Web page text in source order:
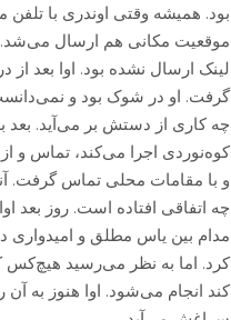
بود. همیشه وقتی اوندری با تلفن
موقعیت مکانی هم ارسال می‌شد.
لینک ارسال نشده بود. اوا بعد از
گرفت. او در شوک بود و نمی‌دانست
چه کاری از دستش بر می‌آید. بعد
کوه‌نوردی اجرا می‌کند، تماس و
و با مقامات محلی تماس گرفت.
چه اتفاقی افتاده است. روز بعد
مدام بین یاس مطلق و امیدواری
کرد. اما به نظر می‌رسید هیچ‌کس
کند انجام می‌شود. اوا هنوز به